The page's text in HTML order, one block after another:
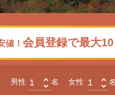
値！会員登録で最大
男性 名 女性 名